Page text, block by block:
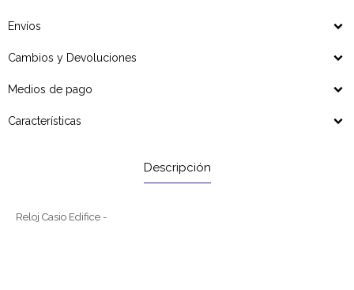
Envíos
Cambios y Devoluciones
Medios de pago
Características
Descripción
Reloj Casio Edifice -